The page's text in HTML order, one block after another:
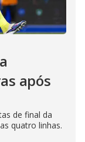
após
de final da
quatro linhas.